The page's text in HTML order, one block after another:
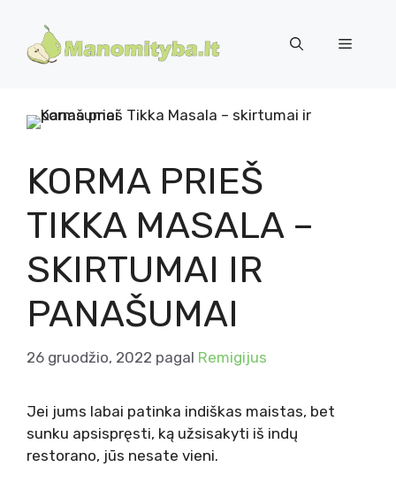
turinio
Meniu
KORMA PRIEŠ
TIKKA MASALA –
SKIRTUMAI IR
PANAŠUMAI
26 gruodžio, 2022 pagal Remigijus
Jei jums labai patinka indiškas maistas, bet
sunku apsispręsti, ką užsisakyti iš indų
restorano, jūs nesate vieni.